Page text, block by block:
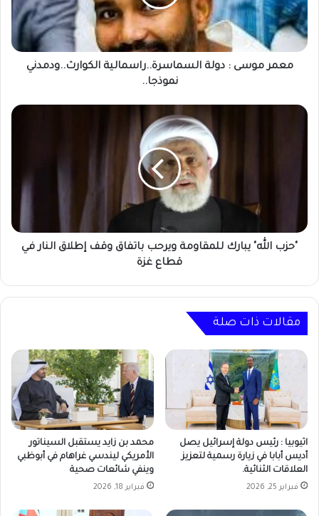
الكوارث..ودمدني
نموذجا..
معمر موسى : دولة السماسرة..راسمالية الكوارث..ودمدني
نموذجا..
"حزب
النار
"حزب الله" يبارك للمقاومة ويرحب باتفاق وقف إطلاق النار في
قطاع غزة
مقالات ذات صلة
اثيوبيا : رئيس دولة إسرائيل يصل
أديس أبابا في زيارة رسمية لتعزيز
العلاقات الثنائية.
فبراير 25, 2026
محمد بن زايد يستقبل السيناتور
الأمريكي ليندسي غراهام في أبوظبي
وينفي شائعات صحية
فبراير 18, 2026